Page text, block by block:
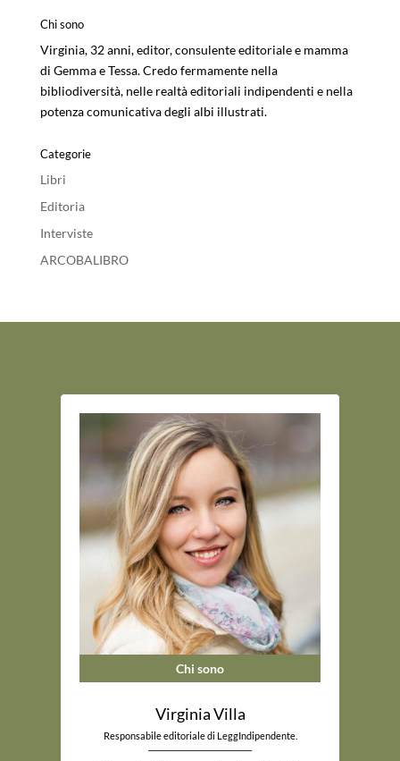
Chi sono
Virginia, 32 anni, editor, consulente editoriale e mamma
di Gemma e Tessa. Credo fermamente nella
bibliodiversità, nelle realtà editoriali indipendenti e nella
potenza comunicativa degli albi illustrati.
Categorie
Libri
Editoria
Interviste
ARCOBALIBRO
Chi sono
Virginia Villa
Responsabile editoriale di LeggIndipendente.